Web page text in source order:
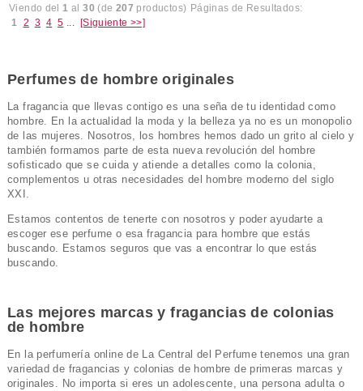
Viendo del1 al30 (de 207 productos) Páginas de Resultados:
1 2 3 4 5 ... [Siguiente >>]
Perfumes de hombre originales
La fragancia que llevas contigo es una seña de tu identidad como
hombre. En la actualidad la moda y la belleza ya no es un monopolio
de las mujeres. Nosotros, los hombres hemos dado un grito al cielo y
también formamos parte de esta nueva revolución del hombre
sofisticado que se cuida y atiende a detalles como la colonia,
complementos u otras necesidades del hombre moderno del siglo
XXI.
Estamos contentos de tenerte con nosotros y poder ayudarte a
escoger ese perfume o esa fragancia para hombre que estás
buscando. Estamos seguros que vas a encontrar lo que estás
buscando.
Las mejores marcas y fragancias de colonias
de hombre
En la perfumería online de La Central del Perfume tenemos una gran
variedad de fragancias y colonias de hombre de primeras marcas y
originales. No importa si eres un adolescente, una persona adulta o